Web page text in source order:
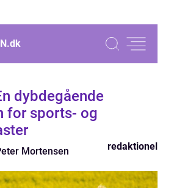
dk
dybdegående
for sports- og
Mortensen redaktionel